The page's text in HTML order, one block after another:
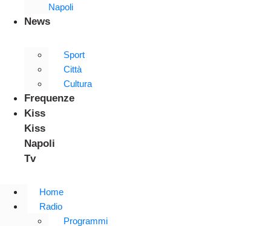
Napoli
News
Sport
Città
Cultura
Frequenze
Kiss
Kiss
Napoli
Tv
Home
Radio
Programmi